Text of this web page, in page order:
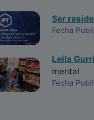
Ser
Fecha
Leila
mental
Fecha